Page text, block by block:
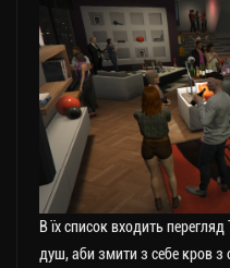
В їх список входить
душ, аби змити з себе кров